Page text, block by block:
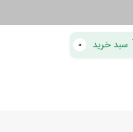
سبد خرید 0